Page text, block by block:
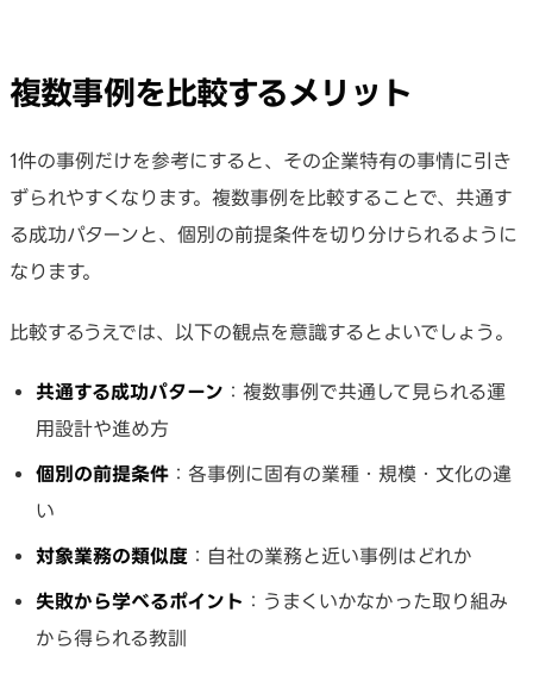
複数事例を比較するメリット
1件の事例だけを参考にすると、その企業特有の事情に引き
ずられやすくなります。複数事例を比較することで、共通す
る成功パターンと、個別の前提条件を切り分けられるように
なります。
比較するうえでは、以下の観点を意識するとよいでしょう。
共通する成功パターン ：複数事例で共通して見られる運
用設計や進め方
個別の前提条件 ：各事例に固有の業種・規模・文化の違
い
対象業務の類似度 ：自社の業務と近い事例はどれか
失敗から学べるポイント ：うまくいかなかった取り組み
から得られる教訓